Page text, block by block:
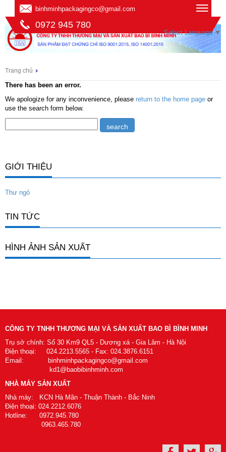
binhminhpackagingco@gmail.com
0972 945 780
Select Language ▼
Trang chủ
There has been an error.
We apologize for any inconvenience, please return to the home page or
use the search form below.
GIỚI THIỆU
Thư ngỏ
TIN TỨC
HÌNH ẢNH SẢN XUẤT
CÔNG TY TNHH THƯƠNG MẠI VÀ SẢN XUẤT BAO BÌ BÌNH MINH
Trụ sở chính: Số 30 Km9 QL5 - Dương xá - Gia Lâm - Hà Nội
Điện thoại: 024.2213.5565 - Fax: 024.3876.6151
Email: binhminhpackagingco@gmail.com
kd1@baobibinhminh.com
NHÀ MÁY SẢN XUẤT
Nhà máy: KCN Hà Mãn - Thuận Thành - Bắc Ninh
Điện thoại: 024.2212.6076
Hotline: 0972.945.780
0963.465.780